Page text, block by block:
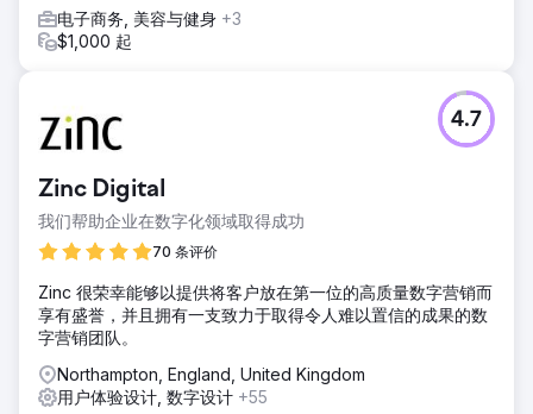
电子商务, 美容与健身 +3
$1,000 起
Zinc Digital
我们帮助企业在数字化领域取得成功
70 条评价
4.7
Zinc 很荣幸能够以提供将客户放在第一位的高质量数字营销而
享有盛誉，并且拥有一支致力于取得令人难以置信的成果的数
字营销团队。
Northampton, England, United Kingdom
用户体验设计, 数字设计 +55